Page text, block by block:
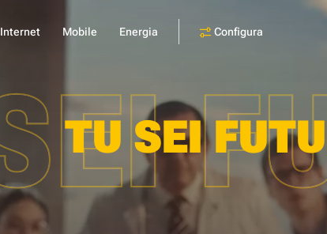
Internet Mobile Energia Configura
TU SEI